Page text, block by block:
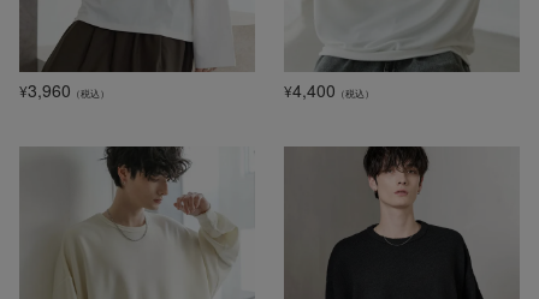
¥3,960 （税込） ¥4,400 （税込）